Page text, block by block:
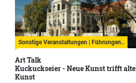
Sonstige Veranstaltungen | Führungen..
Art Talk
Kuckuckseier - Neue Kunst trifft alte
Kunst